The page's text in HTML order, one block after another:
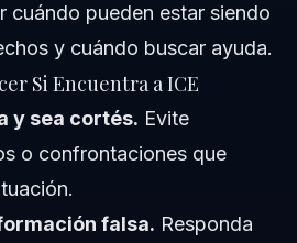
cuándo pueden estar siendo
y cuándo buscar ayuda.
Si Encuentra a ICE
y sea cortés. Evite
o confrontaciones que
falsa. Responda